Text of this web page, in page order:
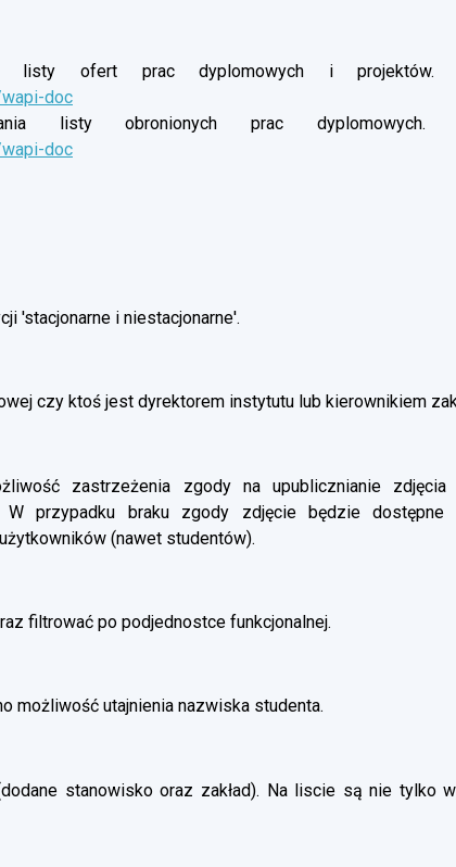
listy ofert prac dyplomowych i projektów.
doc
listy obronionych prac dyplomowych.
doc
'stacjonarne i niestacjonarne'.
czy ktoś jest dyrektorem instytutu lub kierownikiem
zastrzeżenia zgody na upublicznianie zdjęcia
W przypadku braku zgody zdjęcie będzie dostępne
(nawet studentów).
filtrować po podjednostce funkcjonalnej.
możliwość utajnienia nazwiska studenta.
stanowisko oraz zakład). Na liscie są nie tylko